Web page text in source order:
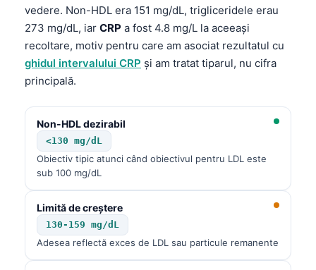
vedere. Non-HDL era 151 mg/dL, trigliceridele erau
273 mg/dL, iar CRP a fost 4.8 mg/L la aceeași
recoltare, motiv pentru care am asociat rezultatul cu
ghidul intervalului CRP și am tratat tiparul, nu cifra
principală.
Non-HDL dezirabil
<130 mg/dL
Obiectiv tipic atunci când obiectivul pentru LDL este
sub 100 mg/dL
Limită de creștere
130-159 mg/dL
Adesea reflectă exces de LDL sau particule remanente
Tagalog
ไทย
ភាសាខ្មែរ
Kiswahili
አማርኛ
O‘zbekcha
Català
Қазақ тілі
Suomi